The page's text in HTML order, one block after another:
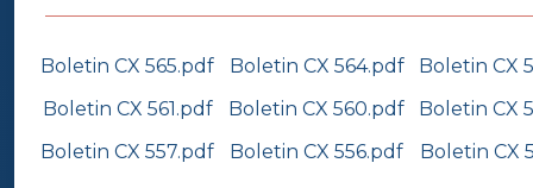
Boletin CX 565.pdf Boletin CX 564.pdf
Boletin CX
Boletin CX 561.pdf
Boletin CX 560.pdf
Boletin CX
Boletin CX 557.pdf
Boletin CX 556.pdf Boletin CX